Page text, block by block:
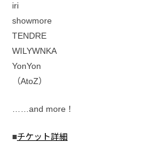
iri
showmore
TENDRE
WILYWNKA
YonYon
（AtoZ）
……and more！
■チケット詳細